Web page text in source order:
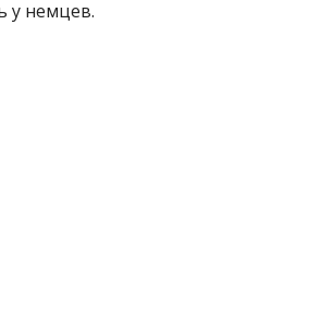
у немцев.